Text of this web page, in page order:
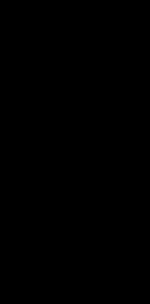
вы будете уверены что
программы как: VPN,
онион).
туда вы можете нажав в
колонок.
для того чтобы
мы рекомендуем вам
его никому, даже
и пройдете captcha, вам
к пополнению
которые мы
вопрос. Планируется
будет составлен список,
гидры. К тому же мы
вас вопросы, вам